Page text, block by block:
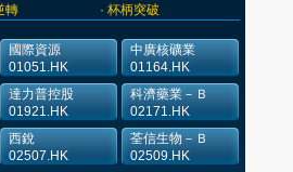
轉 · 杯柄突破
國際資源
01051.HK
中廣核礦業
01164.HK
達力普控股
01921.HK
科濟藥業－Ｂ
02171.HK
西銳
02507.HK
荃信生物－Ｂ
02509.HK